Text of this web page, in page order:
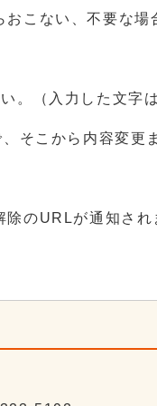
こない、不要な場
。（入力した文字
そこから内容変更
除のURLが通知さ